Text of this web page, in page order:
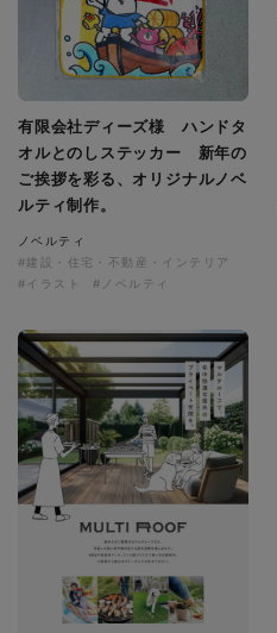
有限会社ディーズ様 ハンドタ
オルとのしステッカー 新年の
ご挨拶を彩る、オリジナルノベ
ルティ制作。
ノベルティ
#建設・住宅・不動産・インテリア
#イラスト
#ノベルティ